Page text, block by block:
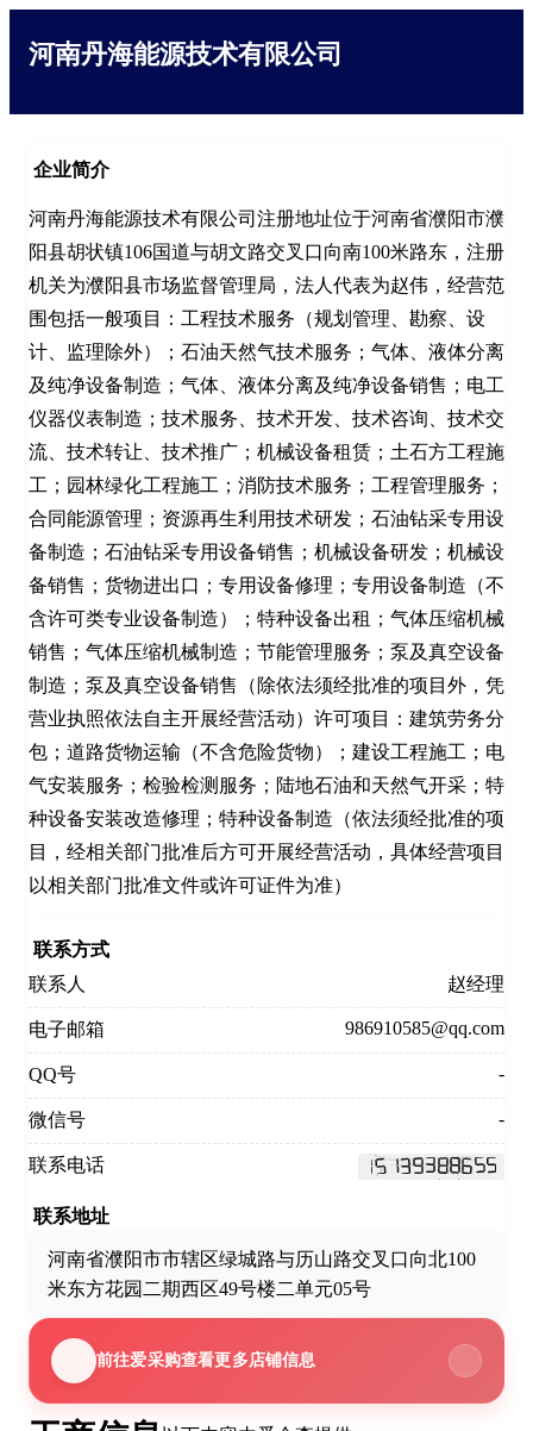
河南丹海能源技术有限公司
企业简介
河南丹海能源技术有限公司注册地址位于河南省濮阳市濮
阳县胡状镇106国道与胡文路交叉口向南100米路东，注册
机关为濮阳县市场监督管理局，法人代表为赵伟，经营范
围包括一般项目：工程技术服务（规划管理、勘察、设
计、监理除外）；石油天然气技术服务；气体、液体分离
及纯净设备制造；气体、液体分离及纯净设备销售；电工
仪器仪表制造；技术服务、技术开发、技术咨询、技术交
流、技术转让、技术推广；机械设备租赁；土石方工程施
工；园林绿化工程施工；消防技术服务；工程管理服务；
合同能源管理；资源再生利用技术研发；石油钻采专用设
备制造；石油钻采专用设备销售；机械设备研发；机械设
备销售；货物进出口；专用设备修理；专用设备制造（不
含许可类专业设备制造）；特种设备出租；气体压缩机械
销售；气体压缩机械制造；节能管理服务；泵及真空设备
制造；泵及真空设备销售（除依法须经批准的项目外，凭
营业执照依法自主开展经营活动）许可项目：建筑劳务分
包；道路货物运输（不含危险货物）；建设工程施工；电
气安装服务；检验检测服务；陆地石油和天然气开采；特
种设备安装改造修理；特种设备制造（依法须经批准的项
目，经相关部门批准后方可开展经营活动，具体经营项目
以相关部门批准文件或许可证件为准）
联系方式
联系人
赵经理
电子邮箱 986910585@qq.com
QQ号 -
微信号 -
联系电话
联系地址
河南省濮阳市市辖区绿城路与历山路交叉口向北100
米东方花园二期西区49号楼二单元05号
前往爱采购查看更多店铺信息